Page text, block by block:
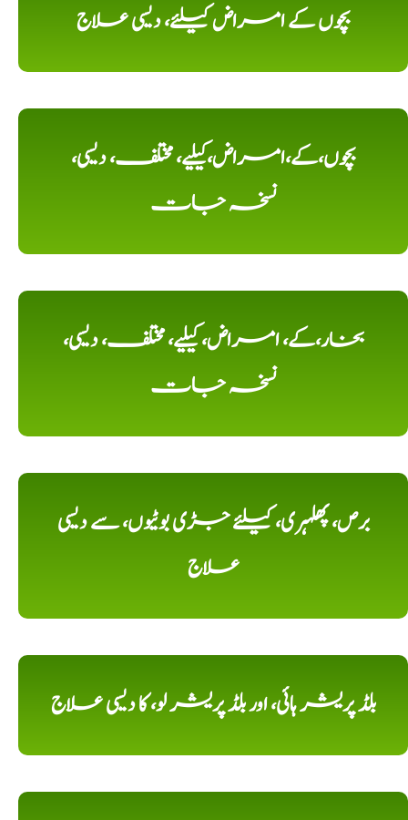
بچوں کے امراض کیلئے، دیسی علاج
بچوں،کے،امراض،کیلیے، مختلف، دیسی،
نسخہ جات
بخار،کے، امراض، کیلیے، مختلف، دیسی،
نسخہ جات
برص، پھلہری، کیلئے جڑی بوٹیوں، سے دیسی
علاج
بلڈ پریشر ہائی، اور بلڈ پریشر لو، کا دیسی علاج